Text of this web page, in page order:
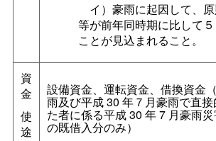
イ）豪雨に起因して、
等が前年同時期に比して
ことが見込まれること。
資
金
使
途
設備資金、運転資金、借換資金
雨及び平成30 年７月豪雨で直
た者に係る平成30 年7 月豪雨
の既借入分のみ）